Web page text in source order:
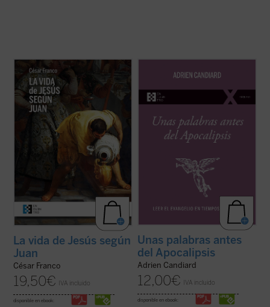
Este ensayo de Mons. César Franco ofrece
con estilo diáfano y apasionado una
introducción a la vida de Jesús narrada en
el evangelio de Juan, que permite al lector
acceder al texto sin complicaciones.
Dividido en dos partes, la primera ...
La vida de Jesús según
Juan
César Franco
19,50€ IVA incluido
disponible en ebook:
últimas décadas del siglo XX, el dominico
en un mundo firme y tranquilizador que, de
modo casi repentino, se ha hundido en el
Unas palabras antes
del Apocalipsis
Adrien Candiard
12,00€ IVA incluido
disponible en ebook: